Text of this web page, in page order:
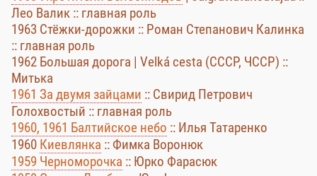
Лео Валик :: главная роль
1963 Стёжки-дорожки :: Роман Степанович Калинка
:: главная роль
1962 Большая дорога | Velká cesta (СССР, ЧССР) ::
Митька
1961 За двумя зайцами :: Свирид Петрович
Голохвостый :: главная роль
1960, 1961 Балтийское небо :: Илья Татаренко
1960 Киевлянка :: Фимка Воронюк
1959 Черноморочка :: Юрко Фарасюк